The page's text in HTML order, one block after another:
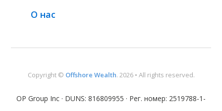
О нас
Copyright © Offshore Wealth. 2026 • All rights reserved.
OP Group Inc · DUNS: 816809955 · Рег. номер: 2519788-1-